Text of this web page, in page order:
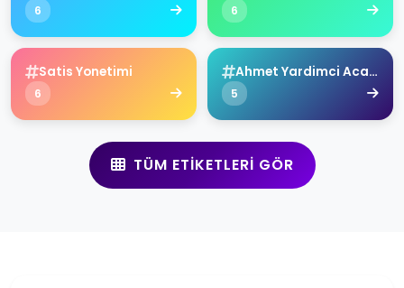
6 6
Satis Yonetimi
6
Ahmet Yardimci Academy
5
TÜM ETIKETLERI GÖR